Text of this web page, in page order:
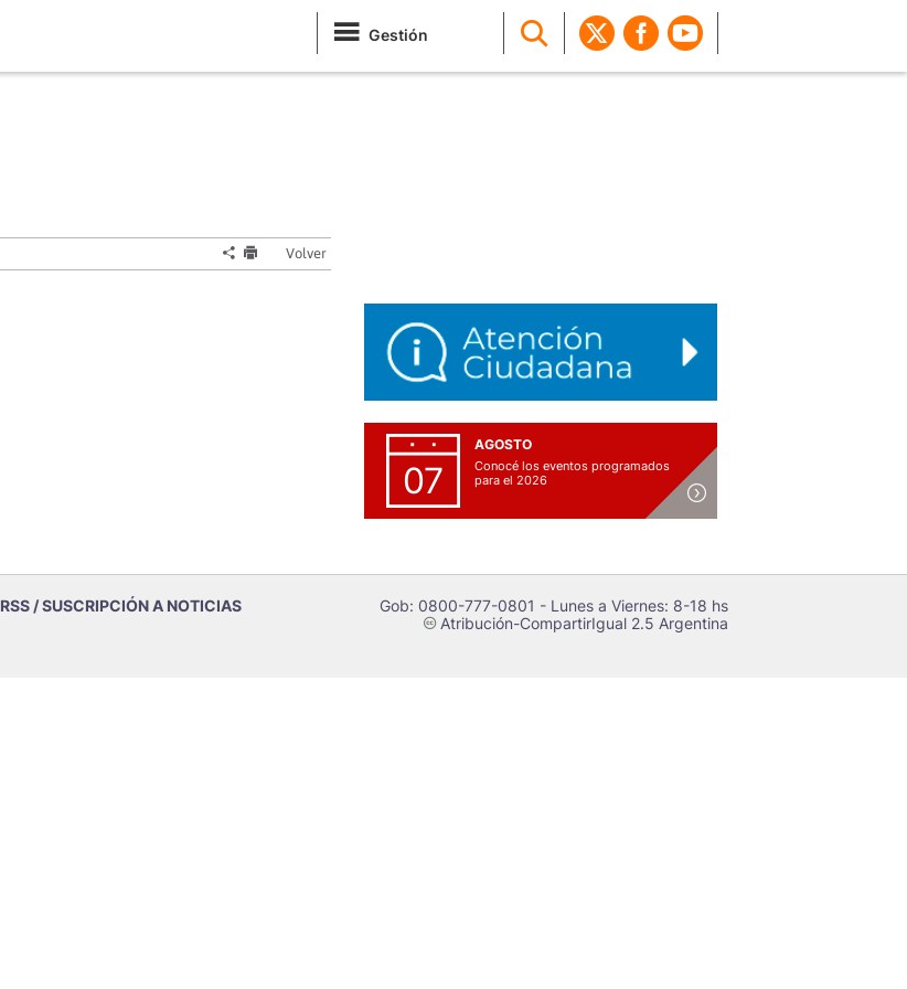
Gestión
Volver
07
AGOSTO
Conocé los eventos programados
para el 2026
RSS / SUSCRIPCIÓN A NOTICIAS Gob: 0800-777-0801 - Lunes a Viernes: 8-18 hs
cAtribución-CompartirIgual 2.5 Argentina